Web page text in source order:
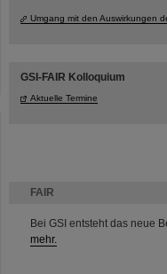
FAIR
Bei GSI entsteht das neue
mehr.
Umgang mit den Auswirkungen
GSI-FAIR Kolloquium
Aktuelle Termine